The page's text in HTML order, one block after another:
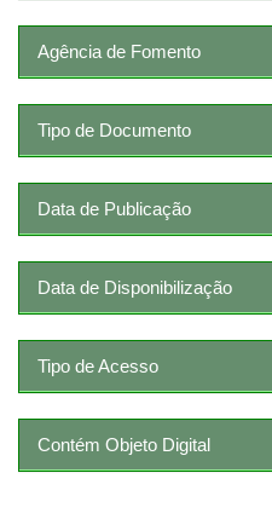
Agência de Fomento
Tipo de Documento
Data de Publicação
Data de Disponibilização
Tipo de Acesso
Contém Objeto Digital